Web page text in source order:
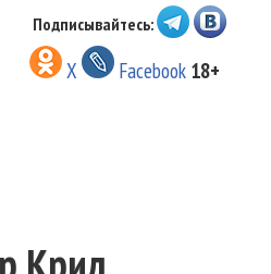
к основному
Подписывайтесь:
X Facebook 18+